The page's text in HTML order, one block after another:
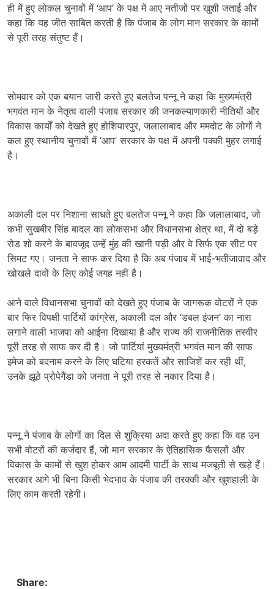
ही में हुए लोकल चुनावों में ‘आप’ के पक्ष में आए नतीजों पर खुशी जताई और
कहा कि यह जीत साबित करती है कि पंजाब के लोग मान सरकार के कामों
से पूरी तरह संतुष्ट हैं।
सोमवार को एक बयान जारी करते हुए बलतेज पन्नू ने कहा कि मुख्यमंत्री
भगवंत मान के नेतृत्व वाली पंजाब सरकार की जनकल्याणकारी नीतियों और
विकास कार्यों को देखते हुए होशियारपुर, जलालाबाद और ममदोट के लोगों ने
कल हुए स्थानीय चुनावों में ‘आप’ सरकार के पक्ष में अपनी पक्की मुहर लगाई
है।
अकाली दल पर निशाना साधते हुए बलतेज पन्नू ने कहा कि जलालाबाद, जो
कभी सुखबीर सिंह बादल का लोकसभा और विधानसभा क्षेत्र था, में दो बड़े
रोड शो करने के बावजूद उन्हें मुंह की खानी पड़ी और वे सिर्फ एक सीट पर
सिमट गए। जनता ने साफ कर दिया है कि अब पंजाब में भाई-भतीजावाद और
खोखले दावों के लिए कोई जगह नहीं है।
आने वाले विधानसभा चुनावों को देखते हुए पंजाब के जागरूक वोटरों ने एक
बार फिर विपक्षी पार्टियों कांग्रेस, अकाली दल और ‘डबल इंजन’ का नारा
लगाने वाली भाजपा को आईना दिखाया है और राज्य की राजनीतिक तस्वीर
पूरी तरह से साफ कर दी है। जो पार्टियां मुख्यमंत्री भगवंत मान की साफ
इमेज को बदनाम करने के लिए घटिया हरकतें और साजिशें कर रही थीं,
उनके झूठे प्रोपेगैंडा को जनता ने पूरी तरह से नकार दिया है।
पन्नू ने पंजाब के लोगों का दिल से शुक्रिया अदा करते हुए कहा कि वह उन
सभी वोटरों की कर्जदार हैं, जो मान सरकार के ऐतिहासिक फैसलों और
विकास के कामों से खुश होकर आम आदमी पार्टी के साथ मजबूती से खड़े हैं।
सरकार आगे भी बिना किसी भेदभाव के पंजाब की तरक्की और खुशहाली के
लिए काम करती रहेगी।
Share: